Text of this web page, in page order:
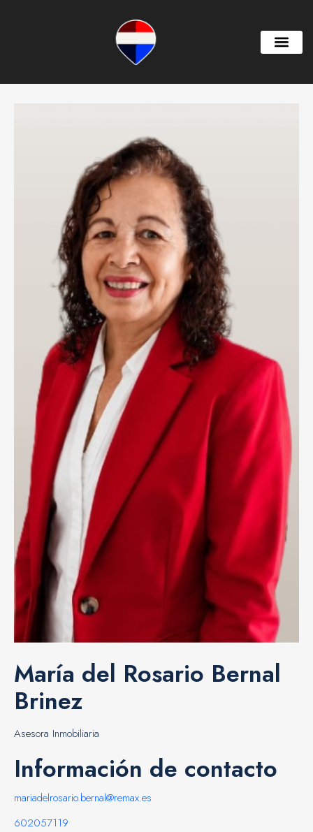
María del Rosario Bernal
Brinez
Asesora Inmobiliaria
Información de contacto
mariadelrosario.bernal@remax.es
602057119